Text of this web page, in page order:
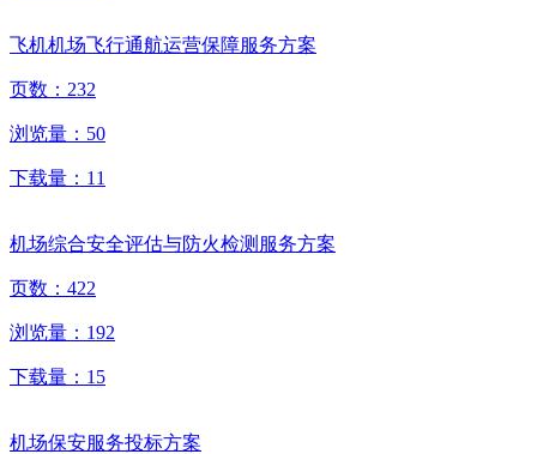
飞机机场飞行通航运营保障服务方案
页数： 232
浏览量： 50
下载量： 11
机场综合安全评估与防火检测服务方案
页数： 422
浏览量： 192
下载量： 15
机场保安服务投标方案